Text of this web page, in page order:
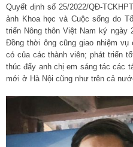
Quyết định số 25/2022/QĐ-
ảnh Khoa học và Cuộc sống do
triển Nông thôn Việt Nam ký ngày
Đồng thời ông cũng giao nhiệm
có của các thành viên; phát triển
thúc đẩy anh chị em sáng tác các
mới ở Hà Nội cũng như trên cả